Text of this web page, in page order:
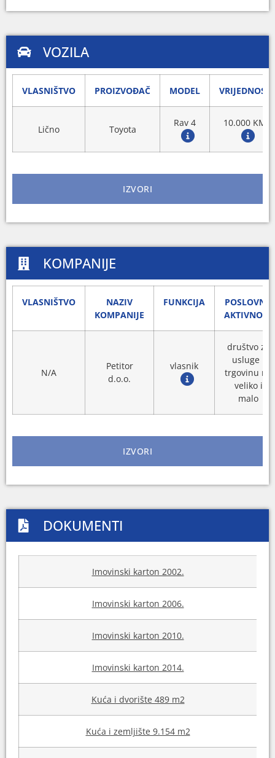
VOZILA
VLASNIŠTVO PROIZVOĐAČ MODEL VRIJEDNOST
Lično Toyota
Rav 4 10.000 KM
IZVORI
KOMPANIJE
VLASNIŠTVO
NAZIV
KOMPANIJE
FUNKCIJA
POSLOVNA
AKTIVNOST
N/A
Petitor
d.o.o.
vlasnik
društvo za
usluge i
trgovinu na
veliko i
malo
IZVORI
DOKUMENTI
Imovinski karton 2002.
Imovinski karton 2006.
Imovinski karton 2010.
Imovinski karton 2014.
Kuća i dvorište 489 m2
Kuća i zemljište 9.154 m2